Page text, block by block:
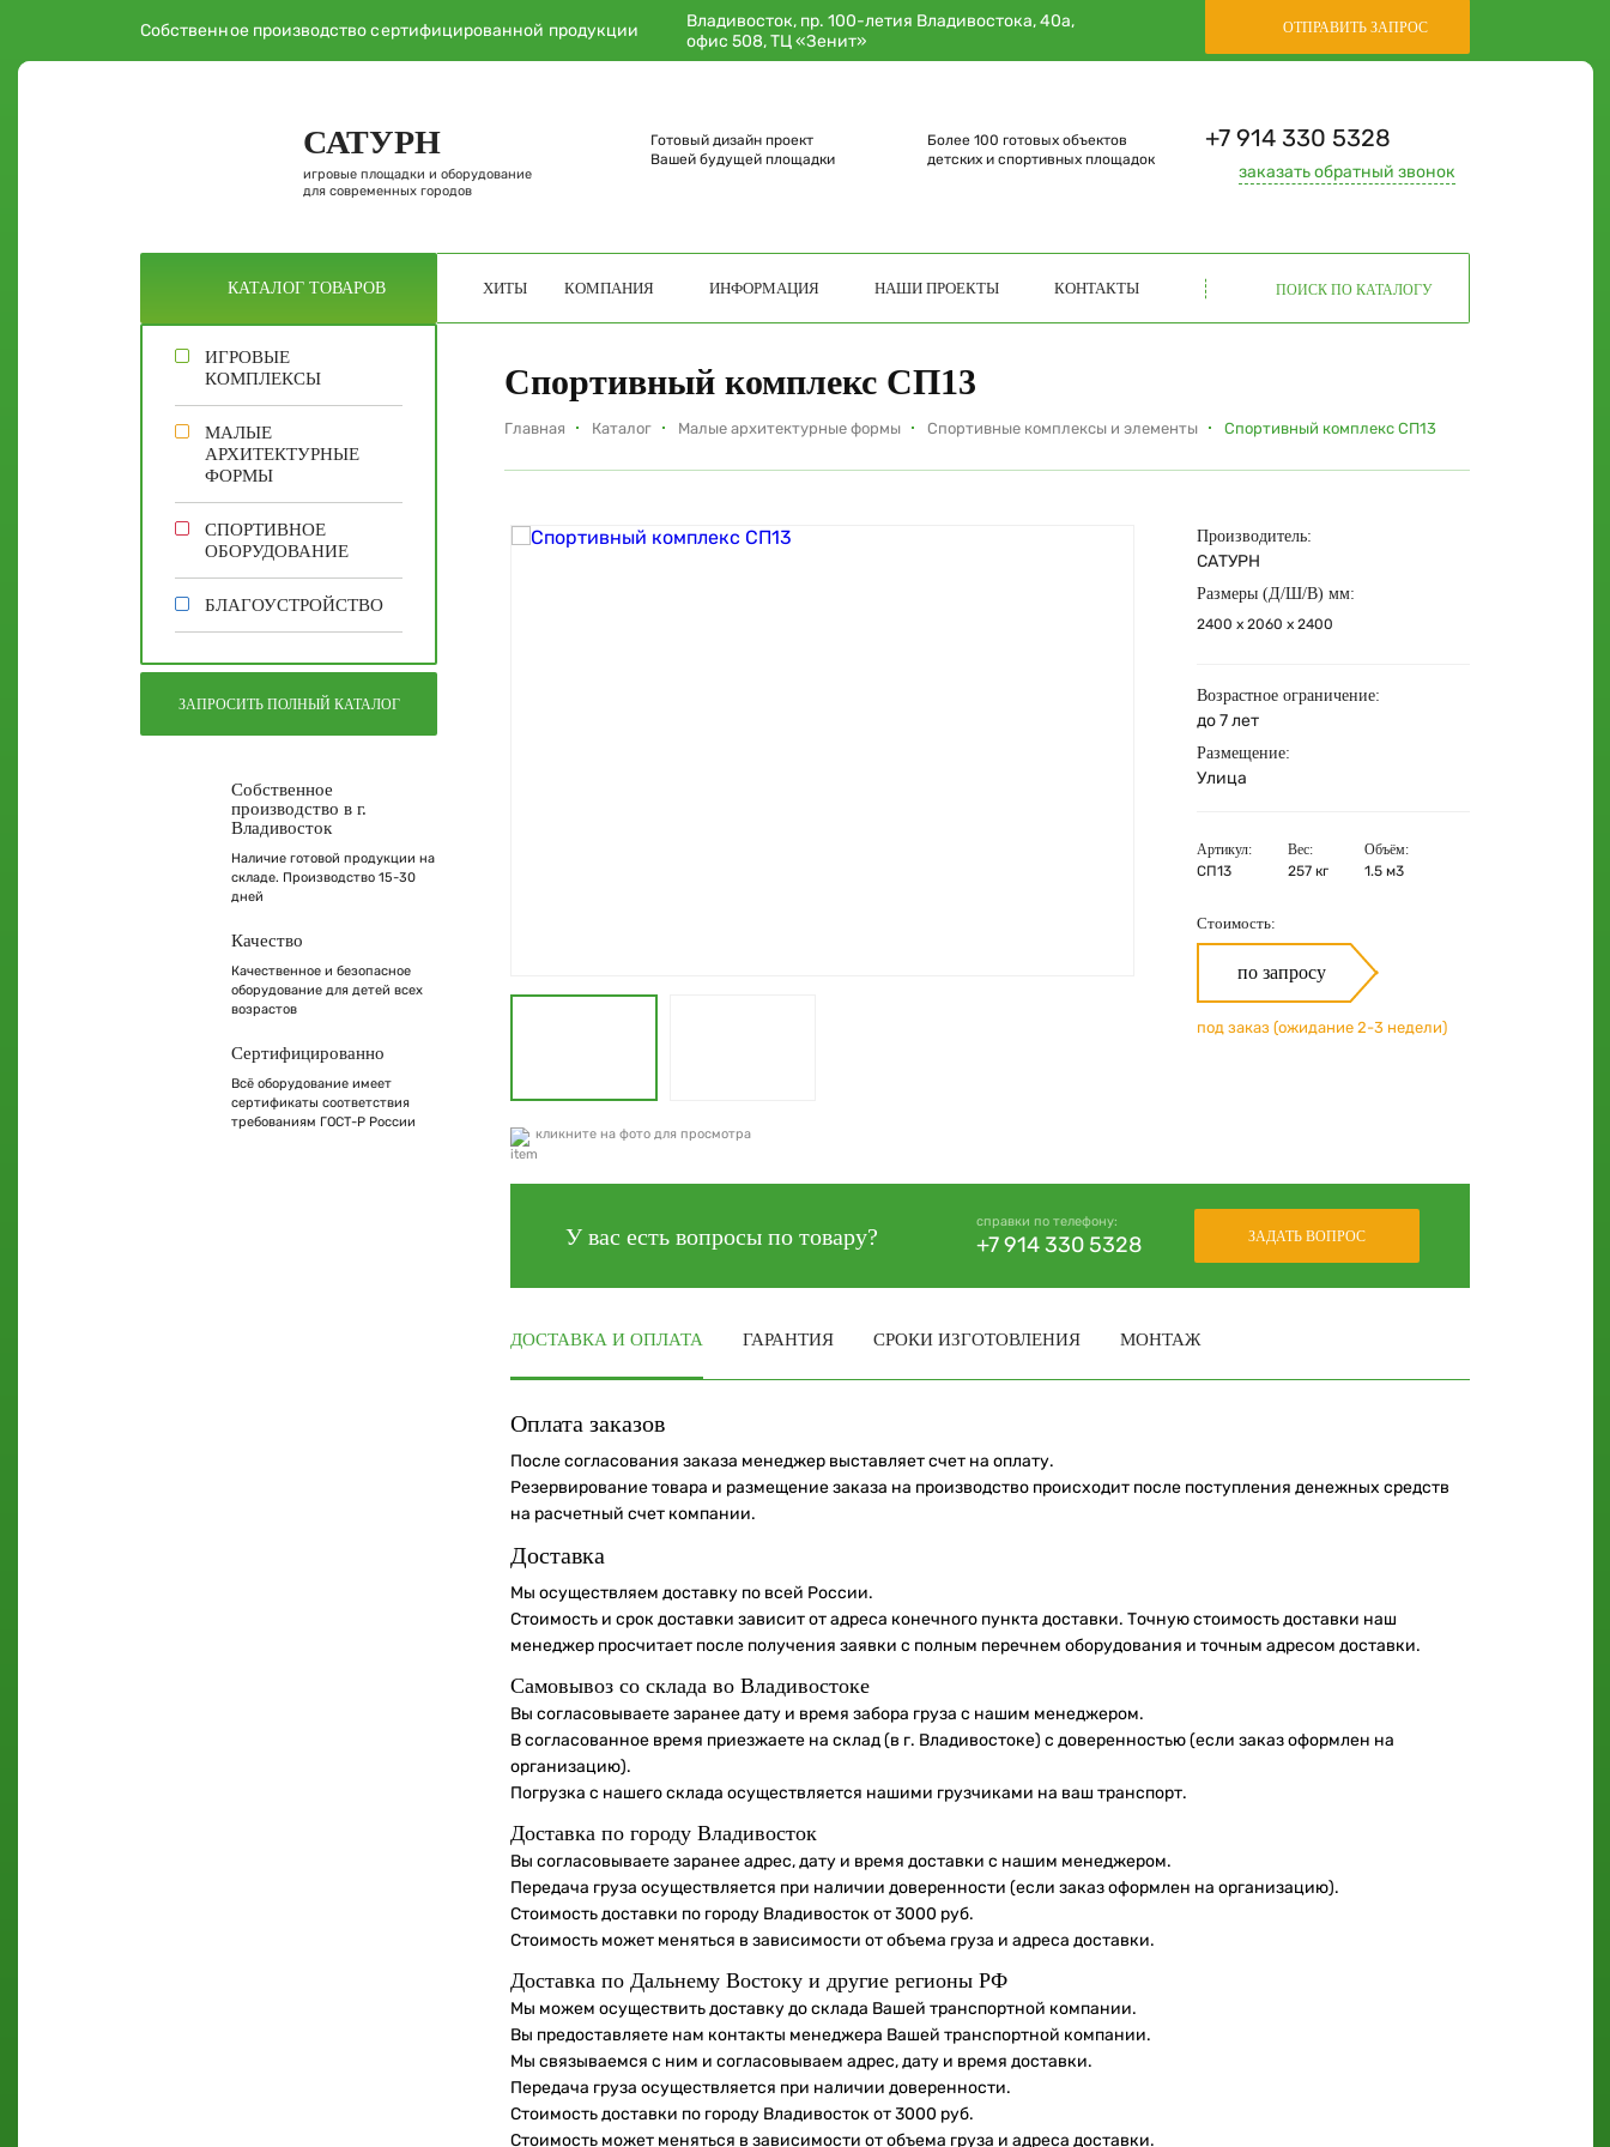
Собственное производство сертифицированной продукции
Владивосток, пр. 100-летия Владивостока, 40а,
офис 508, ТЦ «Зенит»
ОТПРАВИТЬ ЗАПРОС
САТУРН
игровые площадки и оборудование
для современных городов
Готовый дизайн проект
Вашей будущей площадки
Более 100 готовых объектов
детских и спортивных площадок
+7 914 330 5328
заказатьобратный звонок
КАТАЛОГ ТОВАРОВ ХИТЫ КОМПАНИЯ ИНФОРМАЦИЯ НАШИ ПРОЕКТЫ КОНТАКТЫ ПОИСК ПО КАТАЛОГУ
ИГРОВЫЕ
КОМПЛЕКСЫ
МАЛЫЕ
АРХИТЕКТУРНЫЕ
ФОРМЫ
СПОРТИВНОЕ
ОБОРУДОВАНИЕ
БЛАГОУСТРОЙСТВО
ЗАПРОСИТЬ ПОЛНЫЙ КАТАЛОГ
Собственное
производство в г.
Владивосток
Наличие готовой продукции на
складе. Производство 15-30
дней
Качество
Качественное и безопасное
оборудование для детей всех
возрастов
Сертифицированно
Всё оборудование имеет
сертификаты соответствия
требованиям ГОСТ-Р России
Спортивный комплекс СП13
Главная Каталог Малые архитектурные формы Спортивные комплексы и элементы Спортивный комплекс СП13
кликните на фото для просмотра
Производитель:
САТУРН
Размеры (Д/Ш/В) мм:
2400 х 2060 х 2400
Возрастное ограничение:
до 7 лет
Размещение:
Улица
Артикул:
СП13
Вес:
257 кг
Объём:
1.5 м3
Стоимость:
по запросу
под заказ (ожидание 2-3 недели)
У вас есть вопросы по товару?
справки по телефону:
+7 914 330 5328 ЗАДАТЬ ВОПРОС
ДОСТАВКА И ОПЛАТА ГАРАНТИЯ СРОКИ ИЗГОТОВЛЕНИЯ МОНТАЖ
Оплата заказов
После согласования заказа менеджер выставляет счет на оплату.
Резервирование товара и размещение заказа на производство происходит после поступления денежных средств
на расчетный счет компании.
Доставка
Мы осуществляем доставку по всей России.
Стоимость и срок доставки зависит от адреса конечного пункта доставки. Точную стоимость доставки наш
менеджер просчитает после получения заявки с полным перечнем оборудования и точным адресом доставки.
Самовывоз со склада во Владивостоке
Вы согласовываете заранее дату и время забора груза с нашим менеджером.
В согласованное время приезжаете на склад (в г. Владивостоке) с доверенностью (если заказ оформлен на
организацию).
Погрузка с нашего склада осуществляется нашими грузчиками на ваш транспорт.
Доставка по городу Владивосток
Вы согласовываете заранее адрес, дату и время доставки с нашим менеджером.
Передача груза осуществляется при наличии доверенности (если заказ оформлен на организацию).
Стоимость доставки по городу Владивосток от 3000 руб.
Стоимость может меняться в зависимости от объема груза и адреса доставки.
Доставка по Дальнему Востоку и другие регионы РФ
Мы можем осуществить доставку до склада Вашей транспортной компании.
Вы предоставляете нам контакты менеджера Вашей транспортной компании.
Мы связываемся с ним и согласовываем адрес, дату и время доставки.
Передача груза осуществляется при наличии доверенности.
Стоимость доставки по городу Владивосток от 3000 руб.
Стоимость может меняться в зависимости от объема груза и адреса доставки.